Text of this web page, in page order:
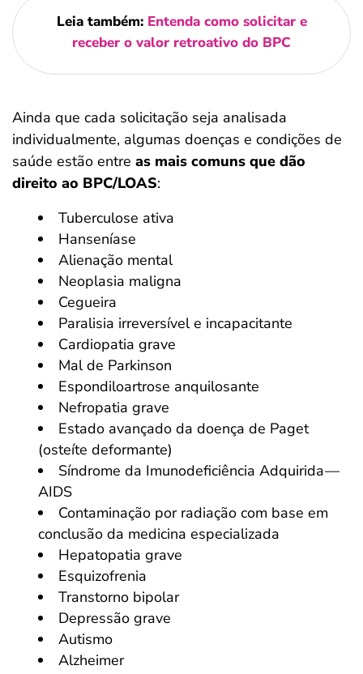
Leia também: Entenda como solicitar e
receber o valor retroativo do BPC
Ainda que cada solicitação seja analisada
individualmente, algumas doenças e condições de
saúde estão entre as mais comuns que dão
direito ao BPC/LOAS:
Tuberculose ativa
Hanseníase
Alienação mental
Neoplasia maligna
Cegueira
Paralisia irreversível e incapacitante
Cardiopatia grave
Mal de Parkinson
Espondiloartrose anquilosante
Nefropatia grave
Estado avançado da doença de Paget
(osteíte deformante)
Síndrome da Imunodeficiência Adquirida —
AIDS
Contaminação por radiação com base em
conclusão da medicina especializada
Hepatopatia grave
Esquizofrenia
Transtorno bipolar
Depressão grave
Autismo
Alzheimer